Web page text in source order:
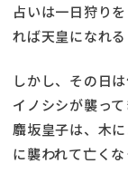
占いは一日狩り
れば天皇になれる
しかし、その日
イノシシが襲って
麛坂皇子は、木
に襲われて亡くな